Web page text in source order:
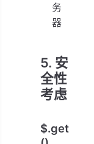
务
器
5. 安
全性
考虑
$.get